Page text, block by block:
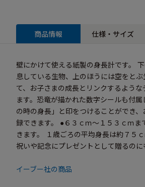
商品情報 仕様・サイズ
壁にかけて使える紙製の身長計です。
息している生物、上のほうには空をと
て、お子さまの成長とリンクするよう
ます。恐竜が描かれた数字シールも付
の時の身長」と印をつけることができ
録できます。 ●６３ｃｍ～１５３ｃｍま
きます。 １歳ごろの平均身長は約７５
祝いや記念にプレゼントとして贈るのに
イーブー社の商品